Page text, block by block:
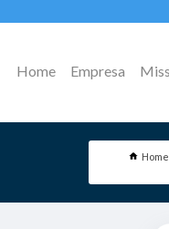
Home Empresa
Home